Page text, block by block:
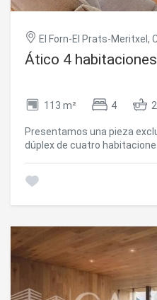
El Forn-El Prats-Meritxel,
Ático 4
113 m² 4 2
Presentamos una pieza
dúplex de cuatro
luminosidad excepcional
valor diferencial difícil de
destacadas:~Excelente
conservación.~Materiales
primera planta, y toda la
íntegramente en
planta: recibidor, habitación